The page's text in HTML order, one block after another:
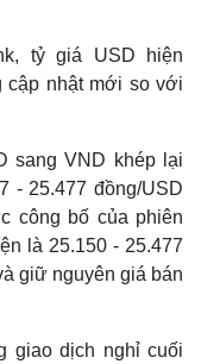
tỷ giá USD hiện
cập nhật mới so với
sang VND khép lại
- 25.477 đồng/USD
công bố của phiên
là 25.150 - 25.477
giữ nguyên giá bán
giao dịch nghỉ cuối